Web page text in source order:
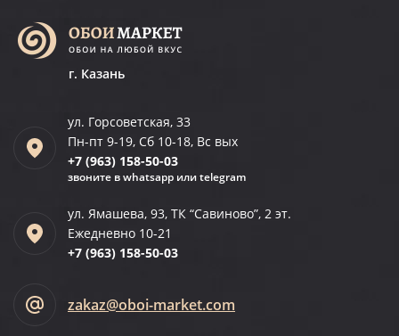
г. Казань
ул. Горсоветская, 33
Пн-пт 9-19, Сб 10-18, Вс вых
+7 (963) 158-50-03
звоните в whatsapp или telegram
ул. Ямашева, 93, ТК “Савиново”, 2 эт.
Ежедневно 10-21
+7 (963) 158-50-03
zakaz@oboi-market.com